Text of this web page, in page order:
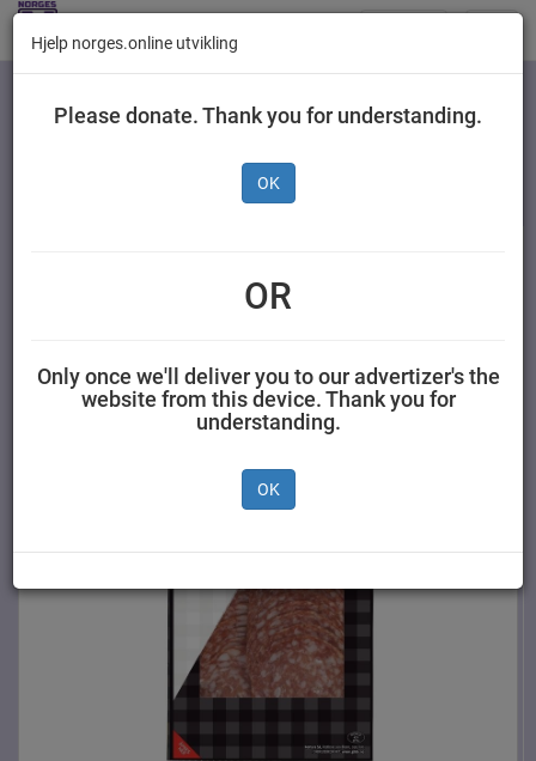
Kategorier
Skivet 130 g
Hjelp norges.online utvikling
Please donate. Thank you for understanding.
OK
OR
Only once we'll deliver you to our advertizer's the
website from this device. Thank you for
understanding.
OK